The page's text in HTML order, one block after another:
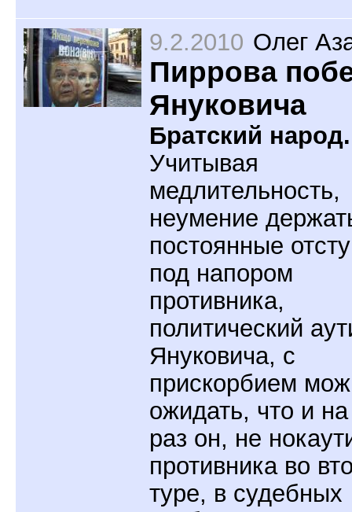
9.2.2010 Олег
Пиррова
Януковича
Братский народ.
Учитывая
медлительность,
неумение
постоянные
под напором
противника,
политический
Януковича, с
прискорбием
ожидать, что и
раз он, не
противника во
туре, в судебных